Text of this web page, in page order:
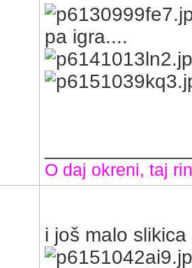
pa igra....
O daj okreni, taj
i još malo